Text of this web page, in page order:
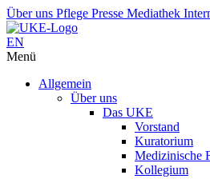
Über uns Pflege Presse Mediathek
EN
Menü
Allgemein
Über uns
Das UKE
Vorstand
Kuratorium
Medizinische
Kollegium